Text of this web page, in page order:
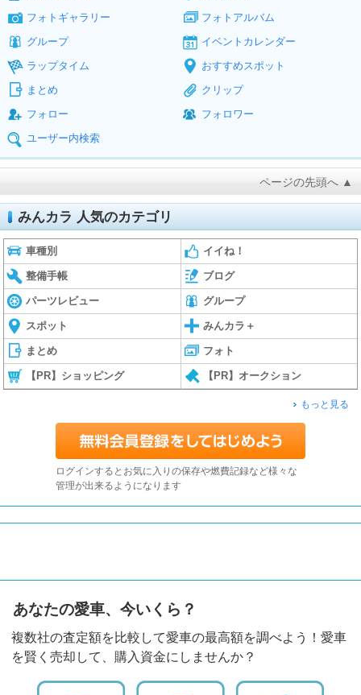
フォトギャラリー
フォトアルバム
グループ
イベントカレンダー
ラップタイム
おすすめスポット
まとめ
クリップ
フォロー
フォロワー
ユーザー内検索
ページの先頭へ ▲
みんカラ 人気のカテゴリ
車種別 イイね！
整備手帳 ブログ
パーツレビュー グループ
スポット みんカラ＋
まとめ フォト
【PR】ショッピング 【PR】オークション
もっと見る
ログインするとお気に入りの保存や燃費記録など様々な
管理が出来るようになります
あなたの愛車、今いくら？
複数社の査定額を比較して愛車の最高額を調べよう！愛車
を賢く売却して、購入資金にしませんか？